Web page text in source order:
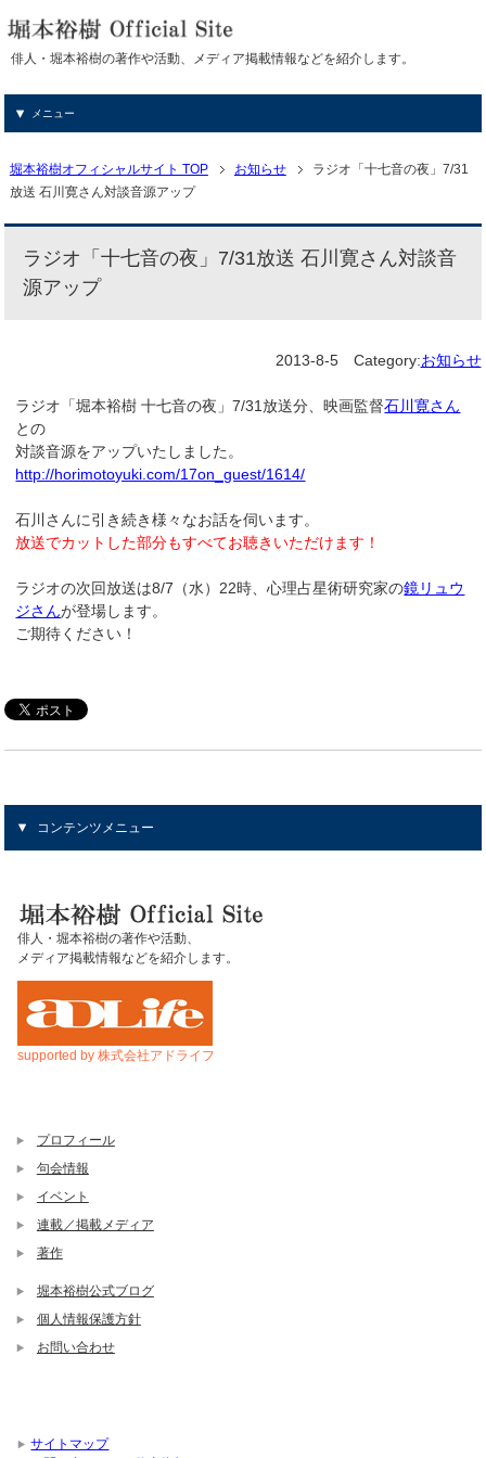
俳人・堀本裕樹の著作や活動、メディア掲載情報などを紹介します。
メニュー
堀本裕樹オフィシャルサイト TOP お知らせ
ラジオ「十七音の夜」7/31
放送 石川寛さん対談音源アップ
ラジオ「十七音の夜」7/31放送 石川寛さん対談音
源アップ
2013-8-5Category:お知らせ
ラジオ「堀本裕樹 十七音の夜」7/31放送分、映画監督石川寛さん
との
対談音源をアップいたしました。
http://horimotoyuki.com/17on_guest/1614/
石川さんに引き続き様々なお話を伺います。
放送でカットした部分もすべてお聴きいただけます！
ラジオの次回放送は8/7（水）22時、心理占星術研究家の鏡リュウ
ジさんが登場します。
ご期待ください！
コンテンツメニュー
俳人・堀本裕樹の著作や活動、
メディア掲載情報などを紹介します。
supported by 株式会社アドライフ
プロフィール
句会情報
イベント
連載／掲載メディア
著作
堀本裕樹公式ブログ
個人情報保護方針
お問い合わせ
サイトマップ